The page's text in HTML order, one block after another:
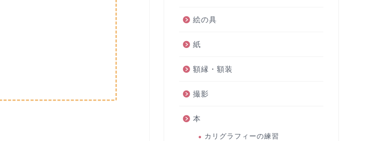
絵の具
紙
額縁・額装
撮影
本
カリグラフィーの練習